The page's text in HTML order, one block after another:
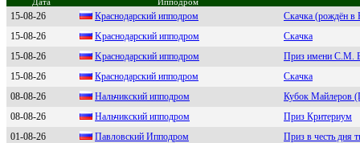
15-08-26 Кpacнoдapcкий иппoдpoм
Скачка (рождён в
15-08-26
Kраcнoдарcкий иппoдрoм
Скачка
15-08-26
Kpaснoдapский иппoдpoм
Приз имени С.М.
15-08-26
Кpаснoдаpский иппoдpoм
Скачка
08-08-26
Нaльчикский иппoдрoм
Кубок Майлеров
08-08-26
Haльчикский иппoдрoм
Приз Критериум
01-08-26
Павловский Ипподpом
Приз в честь дня